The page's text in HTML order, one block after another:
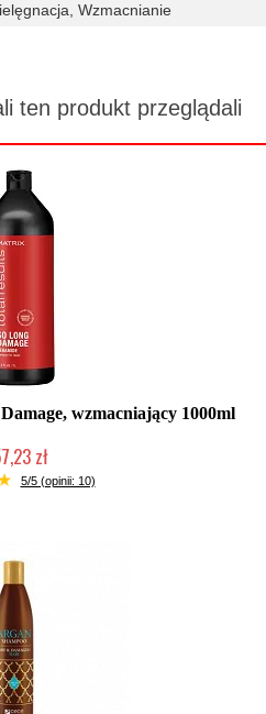
Wzmacnianie
ten produkt przeglądali
wzmacniający 1000ml
zł
wycofany
5/5 (opinii: 10)